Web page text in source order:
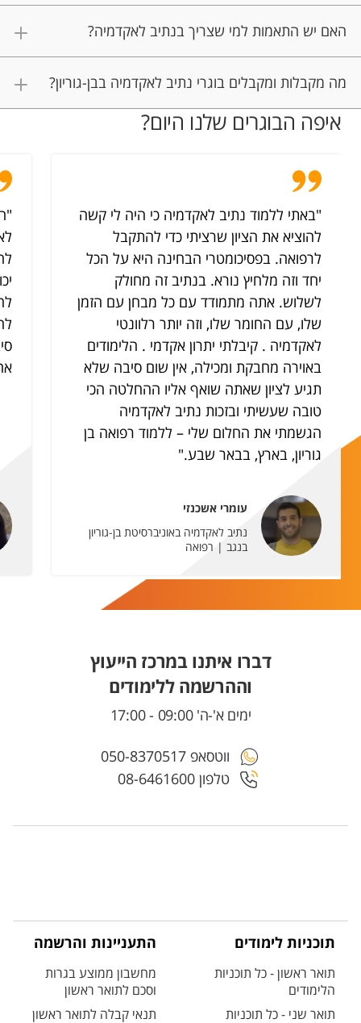
האם יש התאמות למי שצריך בנתיב לאקדמיה?
מה מקבלות ומקבלים בוגרי נתיב לאקדמיה בבן-גוריון?
איפה הבוגרים שלנו היום?
"באתי ללמוד נתיב לאקדמיה כי היה לי קשה
להוציא את הציון שרציתי כדי להתקבל
לרפואה. בפסיכומטרי הבחינה היא על הכל
יחד וזה מלחיץ נורא. בנתיב זה מחולק
לשלוש. אתה מתמודד עם כל מבחן עם הזמן
שלו, עם החומר שלו, וזה יותר רלוונטי
לאקדמיה . קיבלתי יתרון אקדמי . הלימודים
באוירה מחבקת ומכילה, אין שום סיבה שלא
תגיע לציון שאתה שואף אליו ההחלטה הכי
טובה שעשיתי ובזכות נתיב לאקדמיה
הגשמתי את החלום שלי – ללמוד רפואה בן
גוריון, בארץ, בבאר שבע."
עומרי אשכנזי
נתיב לאקדמיה באוניברסיטת בן-גוריון
בנגב | רפואה
דברו איתנו במרכז הייעוץ
וההרשמה ללימודים
ימים א'-ה' 09:00 - 17:00
טלפון 08-6461600
ווטסאפ 050-8370517
תוכניות לימודים
תואר ראשון - כל תוכניות
הלימודים
תואר שני - כל תוכניות
התעניינות והרשמה
מחשבון ממוצע בגרות
וסכם לתואר ראשון
תנאי קבלה לתואר ראשון